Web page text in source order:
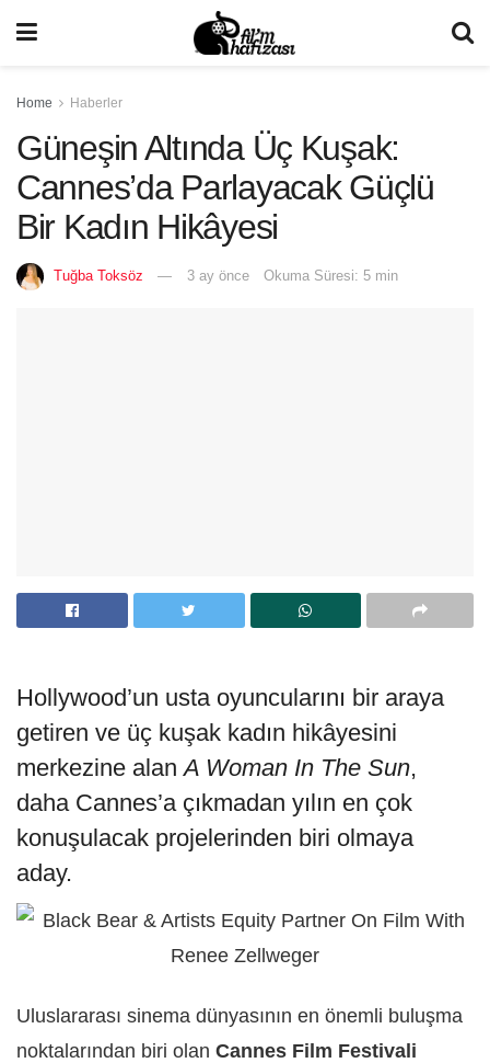
Home Haberler
Güneşin Altında Üç Kuşak:
Cannes’da Parlayacak Güçlü
Bir Kadın Hikâyesi
Tuğba Toksöz 3 ay önce Okuma Süresi: 5 min
Hollywood’un usta oyuncularını bir araya
getiren ve üç kuşak kadın hikâyesini
merkezine alanA Woman In The Sun,
daha Cannes’a çıkmadan yılın en çok
konuşulacak projelerinden biri olmaya
aday.
Uluslararası sinema dünyasının en önemli buluşma
noktalarından biri olan Cannes Film Festivali